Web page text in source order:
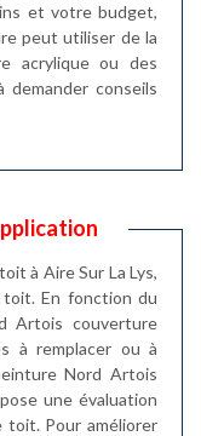
et votre budget,
peut utiliser de la
acrylique ou des
conseils
à Aire Sur La Lys,
En fonction du
Artois couverture
à remplacer ou à
Nord Artois
une évaluation
Pour améliorer